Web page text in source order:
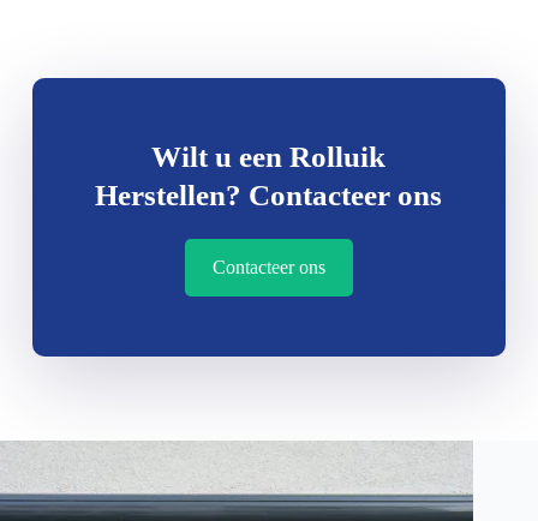
Wilt u een Rolluik
Herstellen? Contacteer ons
Contacteer ons